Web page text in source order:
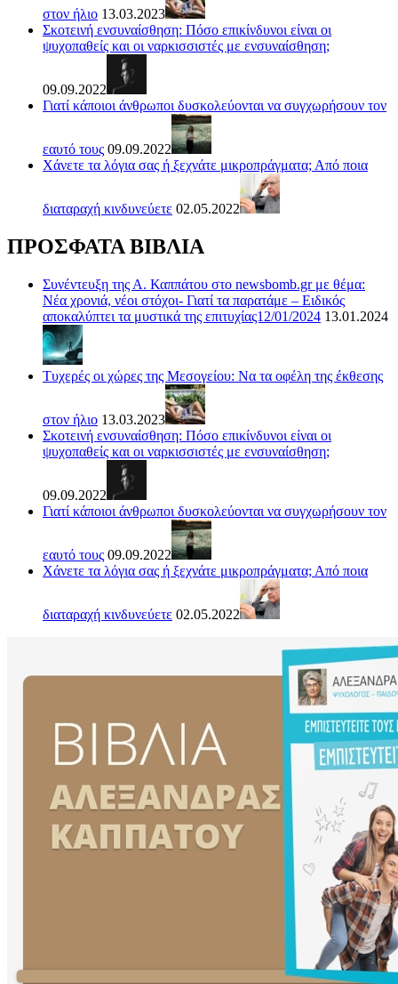
στον ήλιο 13.03.2023
Σκοτεινή ενσυναίσθηση: Πόσο επικίνδυνοι είναι οι
ψυχοπαθείς και οι ναρκισσιστές με ενσυναίσθηση;
09.09.2022
Γιατί κάποιοι άνθρωποι δυσκολεύονται να συγχωρήσουν τον
εαυτό τους 09.09.2022
Χάνετε τα λόγια σας ή ξεχνάτε μικροπράγματα; Από ποια
διαταραχή κινδυνεύετε 02.05.2022
ΠΡΟΣΦΑΤΑ ΒΙΒΛΙΑ
Συνέντευξη της Α. Καππάτου στο newsbomb.gr με θέμα:
Νέα χρονιά, νέοι στόχοι- Γιατί τα παρατάμε – Ειδικός
αποκαλύπτει τα μυστικά της επιτυχίας12/01/2024 13.01.2024
Τυχερές οι χώρες της Μεσογείου: Να τα οφέλη της έκθεσης
στον ήλιο 13.03.2023
Σκοτεινή ενσυναίσθηση: Πόσο επικίνδυνοι είναι οι
ψυχοπαθείς και οι ναρκισσιστές με ενσυναίσθηση;
09.09.2022
Γιατί κάποιοι άνθρωποι δυσκολεύονται να συγχωρήσουν τον
εαυτό τους 09.09.2022
Χάνετε τα λόγια σας ή ξεχνάτε μικροπράγματα; Από ποια
διαταραχή κινδυνεύετε 02.05.2022